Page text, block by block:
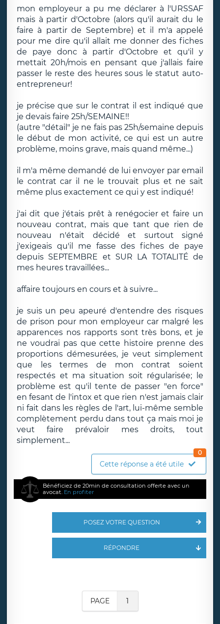
mon employeur a pu me déclarer à l'URSSAF
mais à partir d'Octobre (alors qu'il aurait du le
faire à partir de Septembre) et il m'a appelé
pour me dire qu'il allait me donner des fiches
de paye donc à partir d'Octobre et qu'il y
mettait 20h/mois en pensant que j'allais faire
passer le reste des heures sous le statut auto-
entrepreneur!
je précise que sur le contrat il est indiqué que
je devais faire 25h/SEMAINE!!
(autre "détail" je ne fais pas 25h/semaine depuis
le début de mon activité, ce qui est un autre
problème, moins grave, mais quand même...)
il m'a même demandé de lui envoyer par email
le contrat car il ne le trouvait plus et ne sait
même plus exactement ce qui y est indiqué!
j'ai dit que j'étais prêt à renégocier et faire un
nouveau contrat, mais que tant que rien de
nouveau n'était décidé et surtout signé
j'exigeais qu'il me fasse des fiches de paye
depuis SEPTEMBRE et SUR LA TOTALITÉ de
mes heures travaillées...
affaire toujours en cours et à suivre...
je suis un peu apeuré d'entendre des risques
de prison pour mon employeur car malgré les
apparences nos rapports sont très bons, et je
ne voudrai pas que cette histoire prenne des
proportions démesurées, je veut simplement
que les termes de mon contrat soient
respectés et ma situation soit régularisée; le
problème est qu'il tente de passer "en force"
en fesant de l'intox et que rien n'est jamais clair
ni fait dans les règles de l'art, lui-même semble
complètement perdu dans tout ça mais moi je
veut faire prévaloir mes droits, tout
simplement...
Cette réponse a été utile
0
Bénéficiez de 20min de consultation offerte avec un
avocat. En profiter
POSEZ VOTRE QUESTION
RÉPONDRE
PAGE 1